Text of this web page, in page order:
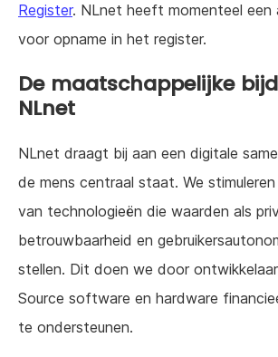
Register. NLnet heeft momenteel een
voor opname in het register.
De maatschappelijke
NLnet
NLnet draagt bij aan een digitale
de mens centraal staat. We
van technologieën die waarden als
betrouwbaarheid en
stellen. Dit doen we door
Source software en hardware
te ondersteunen.